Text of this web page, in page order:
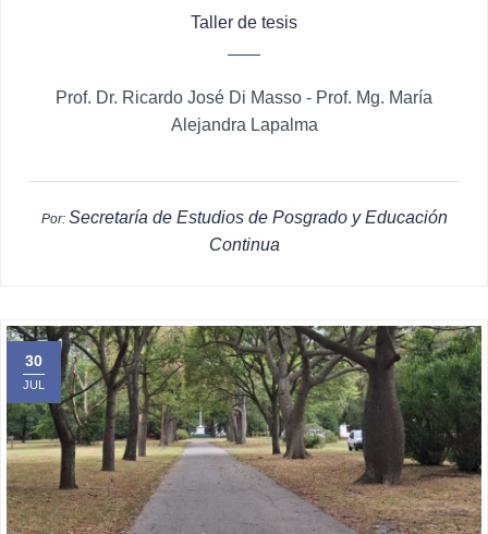
Taller de tesis
Prof. Dr. Ricardo José Di Masso - Prof. Mg. María
Alejandra Lapalma
Por: Secretaría de Estudios de Posgrado y Educación
Continua
30
JUL